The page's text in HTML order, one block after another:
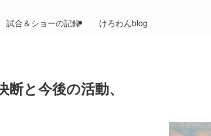
試合＆ショーの記録 けろわんblog
と今後の活動、